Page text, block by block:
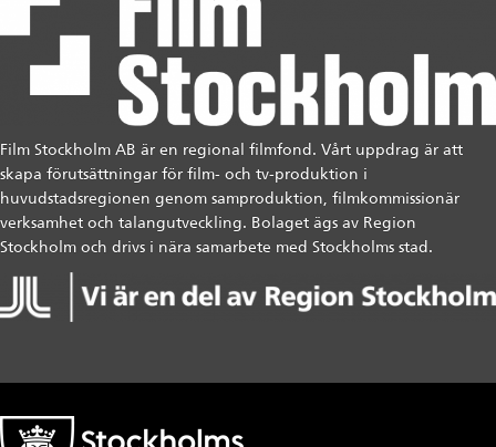
Film Stockholm AB är en regional filmfond. Vårt uppdrag är att
skapa förutsättningar för film- och tv-produktion i
huvudstadsregionen genom samproduktion, filmkommissionär
verksamhet och talangutveckling. Bolaget ägs av Region
Stockholm och drivs i nära samarbete med Stockholms stad.